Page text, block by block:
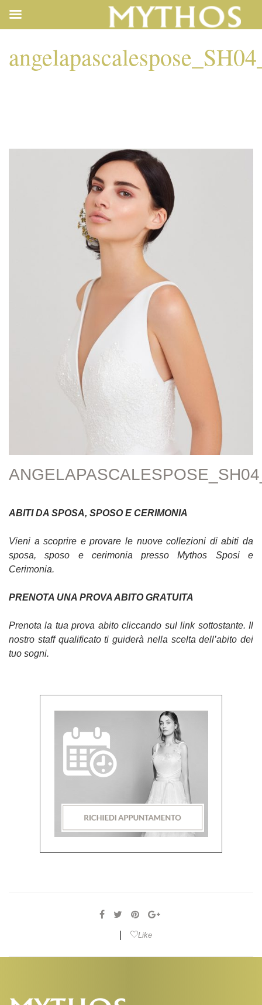
ABITI DA SPOSA, SPOSO E CERIMONIA
Vieni a scoprire e provare le nuove collezioni di abiti da
sposa, sposo e cerimonia presso Mythos Sposi e
Cerimonia.
PRENOTA UNA PROVA ABITO GRATUITA
Prenota la tua prova abito cliccando sul link sottostante. Il
nostro staff qualificato ti guiderà nella scelta dell’abito dei
tuo sogni.
Like